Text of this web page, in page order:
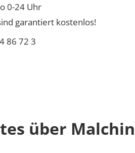
0-24 Uhr
garantiert kostenlos!
86 72 3
über Malchin